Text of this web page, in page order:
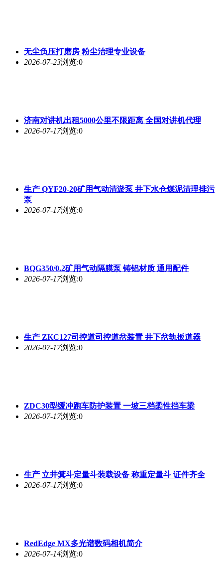
无尘负压打磨房 粉尘治理专业设备
2026-07-23浏览:0
济南对讲机出租5000公里不限距离 全国对讲机代理
2026-07-17浏览:0
生产 QYF20-20矿用气动清淤泵 井下水仓煤泥清理排污
泵
2026-07-17浏览:0
BQG350/0.2矿用气动隔膜泵 铸铝材质 通用配件
2026-07-17浏览:0
生产 ZKC127司控道司控道岔装置 井下岔轨扳道器
2026-07-17浏览:0
ZDC30型缓冲跑车防护装置 一坡三档柔性挡车梁
2026-07-17浏览:0
生产 立井箕斗定量斗装载设备 称重定量斗 证件齐全
2026-07-17浏览:0
RedEdge MX多光谱数码相机简介
2026-07-14浏览:0